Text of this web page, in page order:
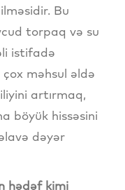
Bu
torpaq və su
istifadə
məhsul əldə
artırmaq,
böyük hissəsini
dəyər
hədəf kimi